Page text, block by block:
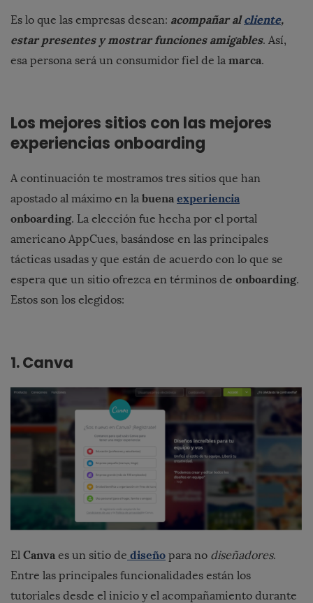
Es lo que las empresas desean: acompañar alcliente,
estar presentes y mostrar funciones amigables. Así,
esa persona será un consumidor fiel de la marca.
Los mejores sitios con las mejores
experiencias onboarding
A continuación te mostramos tres sitios que han
apostado al máximo en la buena experiencia
onboarding. La elección fue hecha por el portal
americano AppCues, basándose en las principales
tácticas usadas y que están de acuerdo con lo que se
espera que un sitio ofrezca en términos de onboarding.
Estos son los elegidos:
1. Canva
El Canva es un sitio de diseño para no diseñadores.
Entre las principales funcionalidades están los
tutoriales desde el inicio y el acompañamiento durante